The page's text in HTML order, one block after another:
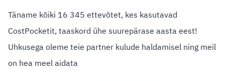
Täname kõiki 16 345 ettevõtet, kes kasutavad
CostPocketit, taaskord ühe suurepärase aasta eest!
Uhkusega oleme teie partner kulude haldamisel ning meil
on hea meel aidata